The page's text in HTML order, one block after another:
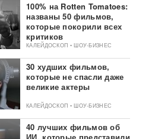
100% на Rotten Tomatoes:
названы 50 фильмов,
которые покорили всех
критиков
КАЛЕЙДОСКОП • ШОУ-БИЗНЕС
30 худших фильмов,
которые не спасли даже
великие актеры
КАЛЕЙДОСКОП • ШОУ-БИЗНЕС
40 лучших фильмов об